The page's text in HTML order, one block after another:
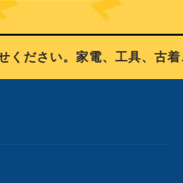
さい。家電、工具、古着